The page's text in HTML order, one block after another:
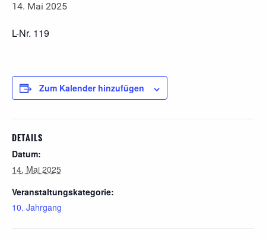
14. Mai 2025
L-Nr. 119
Zum Kalender hinzufügen
DETAILS
Datum:
14. Mai 2025
Veranstaltungskategorie:
10. Jahrgang